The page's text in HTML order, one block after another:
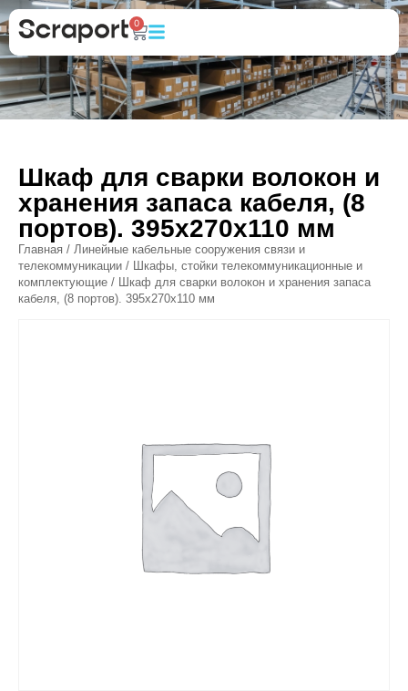
0
Шкаф для сварки волокон и
хранения запаса кабеля, (8
портов). 395х270х110 мм
Главная / Линейные кабельные сооружения связи и
телекоммуникации / Шкафы, стойки телекоммуникационные и
комплектующие / Шкаф для сварки волокон и хранения запаса
кабеля, (8 портов). 395х270х110 мм